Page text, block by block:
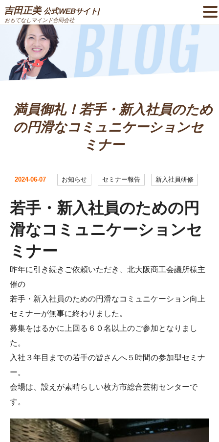
吉田正美公式WEBサイト|
おもてなしマインド合同会社
満員御礼！若手・新入社員のため
の円滑なコミュニケーションセ
ミナー
2024-06-07 お知らせ セミナー報告 新入社員研修
若手・新入社員のための円
滑なコミュニケーションセ
ミナー
昨年に引き続きご依頼いただき、北大阪商工会議所様主
催の
若手・新入社員のための円滑なコミュニケーション向上
セミナーが無事に終わりました。
募集をはるかに上回る６０名以上のご参加となりまし
た。
入社３年目までの若手の皆さんへ５時間の参加型セミナ
ー。
会場は、設えが素晴らしい枚方市総合芸術センターで
す。